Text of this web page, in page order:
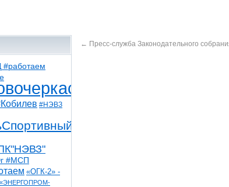
#работаем
#НЭВЗ
#МСП
«ОГК-2» -
«ЭНЕРГОПРОМ-
← Пресс-служба Законодательного